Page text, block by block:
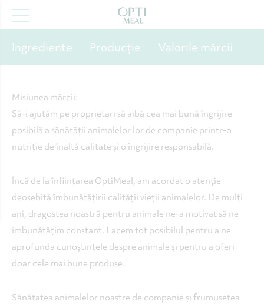
Ingrediente Producție Valorile mărcii
Misiunea mărcii:
Să-i ajutăm pe proprietari să aibă cea mai bună îngrijire
posibilă a sănătății animalelor lor de companie printr-o
nutriție de înaltă calitate și o îngrijire responsabilă.
Încă de la înființarea OptiMeal, am acordat o atenție
deosebită îmbunătățirii calității vieții animalelor. De mulți
ani, dragostea noastră pentru animale ne-a motivat să ne
îmbunătățim constant. Facem tot posibilul pentru a ne
aprofunda cunoștințele despre animale și pentru a oferi
doar cele mai bune produse.
Sănătatea animalelor noastre de companie și frumusețea